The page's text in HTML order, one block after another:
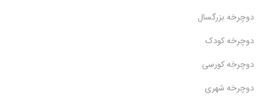
دوچرخه بزرگسال
دوچرخه کودک
دوچرخه کورسی
دوچرخه شهری